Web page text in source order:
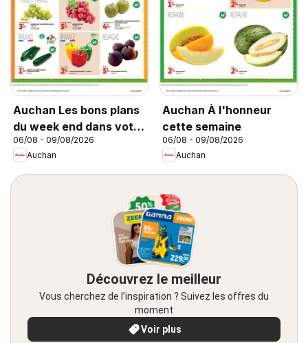
Auchan Les bons plans
du week end dans votre
hyper !
06/08 - 09/08/2026
Auchan
Auchan À l'honneur
cette semaine
06/08 - 09/08/2026
Auchan
Découvrez le meilleur
Vous cherchez de l’inspiration ? Suivez les offres du
moment
Voir plus